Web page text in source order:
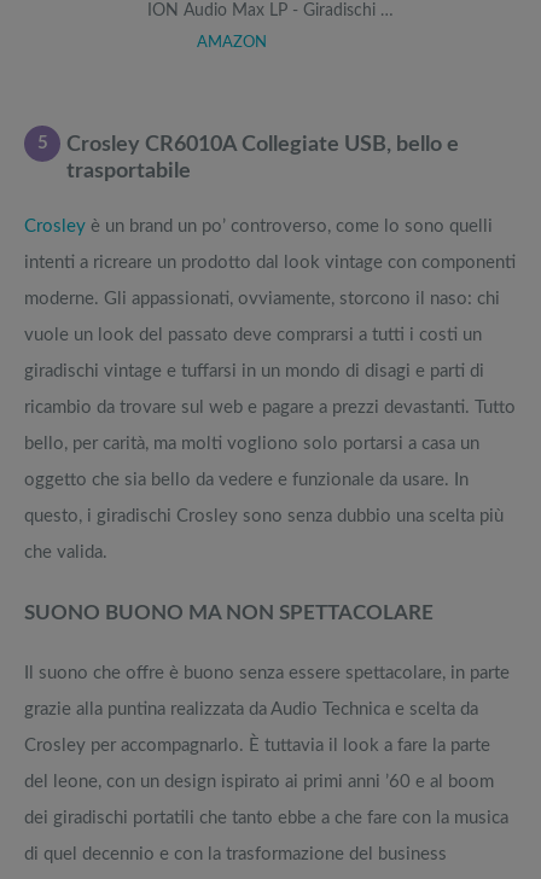
ION Audio Max LP - Giradischi …
AMAZON
5
Crosley CR6010A Collegiate USB, bello e
trasportabile
Crosley è un brand un po’ controverso, come lo sono quelli
intenti a ricreare un prodotto dal look vintage con componenti
moderne. Gli appassionati, ovviamente, storcono il naso: chi
vuole un look del passato deve comprarsi a tutti i costi un
giradischi vintage e tuffarsi in un mondo di disagi e parti di
ricambio da trovare sul web e pagare a prezzi devastanti. Tutto
bello, per carità, ma molti vogliono solo portarsi a casa un
oggetto che sia bello da vedere e funzionale da usare. In
questo, i giradischi Crosley sono senza dubbio una scelta più
che valida.
SUONO BUONO MA NON SPETTACOLARE
Il suono che offre è buono senza essere spettacolare, in parte
grazie alla puntina realizzata da Audio Technica e scelta da
Crosley per accompagnarlo. È tuttavia il look a fare la parte
del leone, con un design ispirato ai primi anni ’60 e al boom
dei giradischi portatili che tanto ebbe a che fare con la musica
di quel decennio e con la trasformazione del business